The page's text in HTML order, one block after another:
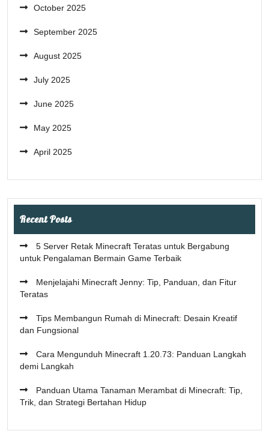
October 2025
September 2025
August 2025
July 2025
June 2025
May 2025
April 2025
Recent Posts
5 Server Retak Minecraft Teratas untuk Bergabung
untuk Pengalaman Bermain Game Terbaik
Menjelajahi Minecraft Jenny: Tip, Panduan, dan Fitur
Teratas
Tips Membangun Rumah di Minecraft: Desain Kreatif
dan Fungsional
Cara Mengunduh Minecraft 1.20.73: Panduan Langkah
demi Langkah
Panduan Utama Tanaman Merambat di Minecraft: Tip,
Trik, dan Strategi Bertahan Hidup